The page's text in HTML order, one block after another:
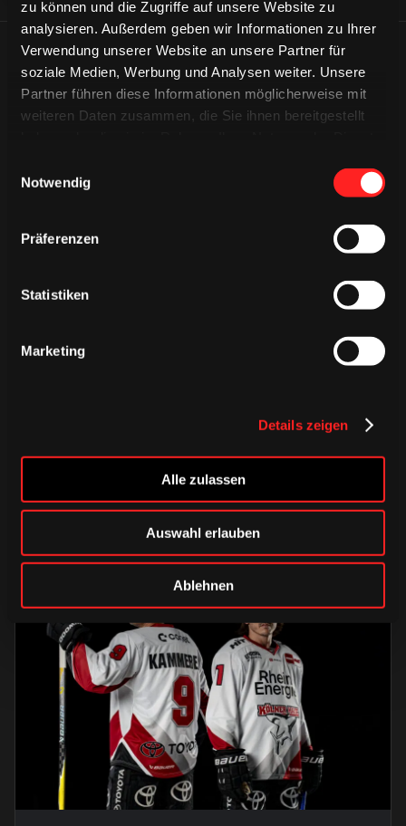
zu können und die Zugriffe auf unsere Website zu
analysieren. Außerdem geben wir Informationen zu Ihrer
Verwendung unserer Website an unsere Partner für
soziale Medien, Werbung und Analysen weiter. Unsere
Partner führen diese Informationen möglicherweise mit
weiteren Daten zusammen, die Sie ihnen bereitgestellt
Notwendig
Präferenzen
Statistiken
Marketing
Details zeigen
Alle zulassen
Auswahl erlauben
Ablehnen
ÄHNLICHE NEWS
Trainingsauftakt am Sonntag im